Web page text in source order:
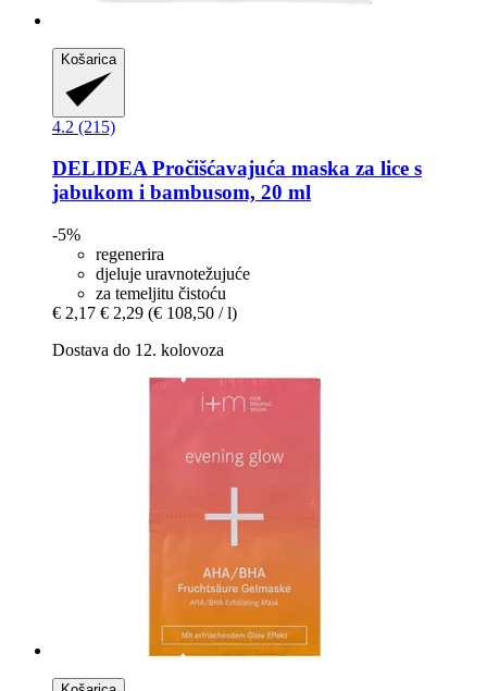
Košarica
4.2 (215)
DELIDEAPročišćavajuća maska za lice s
jabukom i bambusom, 20 ml
-5%
regenerira
djeluje uravnotežujuće
za temeljitu čistoću
€ 2,17 € 2,29 (€ 108,50 / l)
Dostava do 12. kolovoza